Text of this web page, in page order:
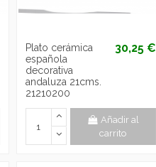
Plato cerámica
española
decorativa
andaluza 21cms.
21210200
30,25 €
Añadir al
carrito